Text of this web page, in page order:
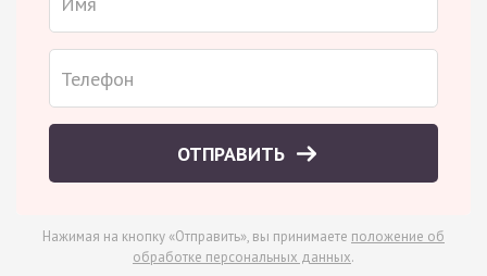
ОТПРАВИТЬ
Нажимая на кнопку «Отправить», вы принимаете положение об
обработке персональных данных.